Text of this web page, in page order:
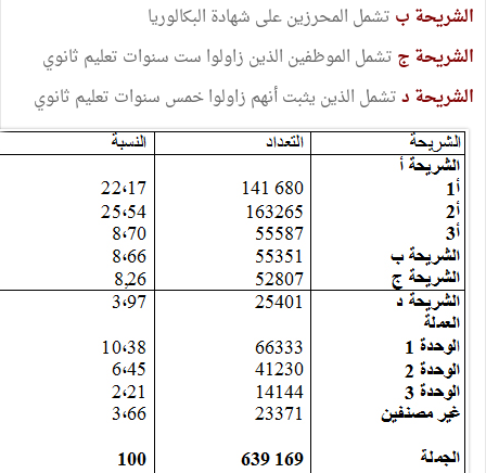
الشريحة بتشمل المحرزين على شهادة البكالوريا
الشريحة جتشمل الموظفين الذين زاولوا ست سنوات تعليم ثانوي
الشريحة دتشمل الذين يثبت أنهم زاولوا خمس سنوات تعليم ثانوي